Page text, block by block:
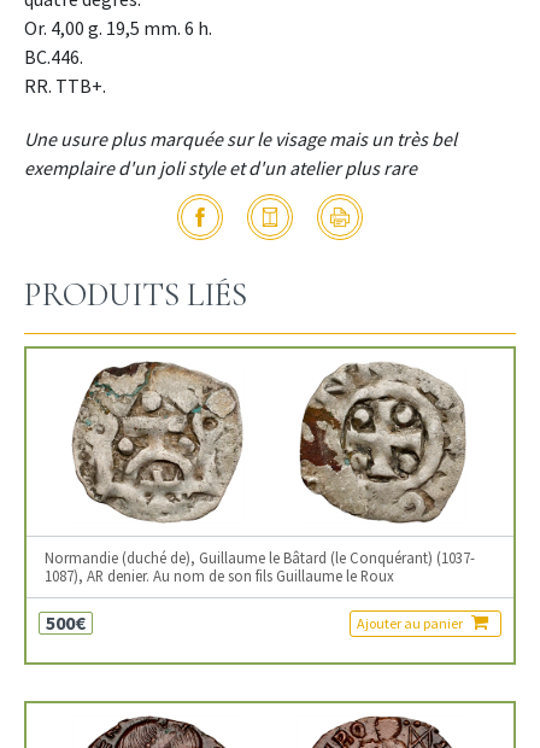
Or. 4,00 g. 19,5 mm. 6 h.
BC.446.
RR. TTB+.
Une usure plus marquée sur le visage mais un très bel
exemplaire d'un joli style et d'un atelier plus rare
PRODUITS LIÉS
Normandie (duché de), Guillaume le Bâtard (le Conquérant) (1037-
1087), AR denier. Au nom de son fils Guillaume le Roux
500€ Ajouter au panier